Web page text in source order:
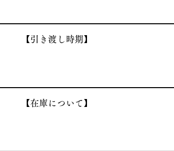
​【引き渡し時期】
​【在庫について】